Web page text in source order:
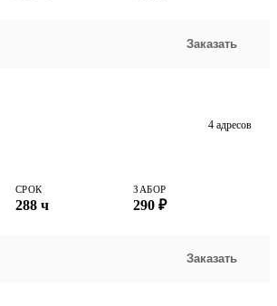
Заказать
4 адресов
СРОК
288 ч
ЗАБОР
290 ₽
Заказать